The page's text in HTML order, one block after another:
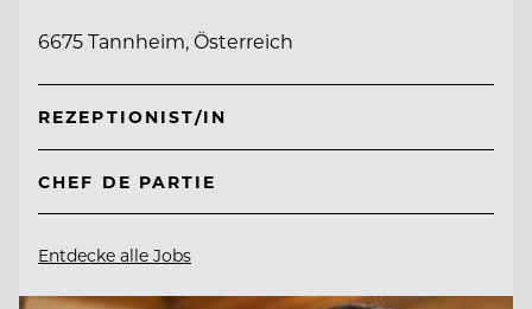
6675 Tannheim, Österreich
REZEPTIONIST/IN
CHEF DE PARTIE
Entdecke alle Jobs